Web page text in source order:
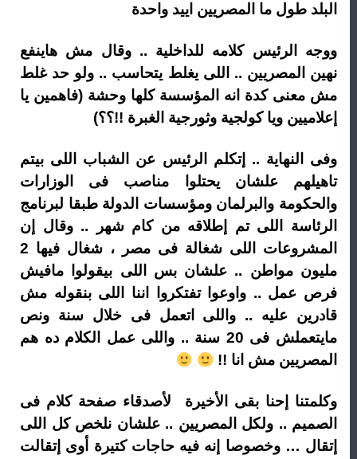
البلد طول ما المصريين اييد واحدة
ووجه الرئيس كلامه للداخلية .. وقال مش هاينفع
نهين المصريين .. اللى يغلط يتحاسب .. ولو حد غلط
مش معنى كدة انه المؤسسة كلها وحشة (فاهمين يا
إعلاميين ويا كولجية وثورجية الغبرة !!؟؟)
وفى النهاية .. إتكلم الرئيس عن الشباب اللى بيتم
تاهيلهم علشان يحتلوا مناصب فى الوزارات
والحكومة والبرلمان ومؤسسات الدولة طبقا لبرنامج
الرئاسة اللى تم إطلاقه من كام شهر .. وقال إن
المشروعات اللى شغالة فى مصر ، شغال فيها 2
مليون مواطن .. علشان بس اللى بيقولوا مافيش
فرص عمل .. واوعوا تفتكروا اننا اللى بنقوله مش
قادرين عليه .. واللى اتعمل فى خلال سنة ونص
مايتعملش فى 20 سنة .. واللى عمل الكلام ده هم
المصريين مش انا !!
وكلمتنا إحنا بقى الأخيرة لأصدقاء صفحة كلام فى
الصميم .. ولكل المصريين .. علشان نلخص كل اللى
إتقال … وخصوصا إنه فيه حاجات كتيرة أوى إتقالت